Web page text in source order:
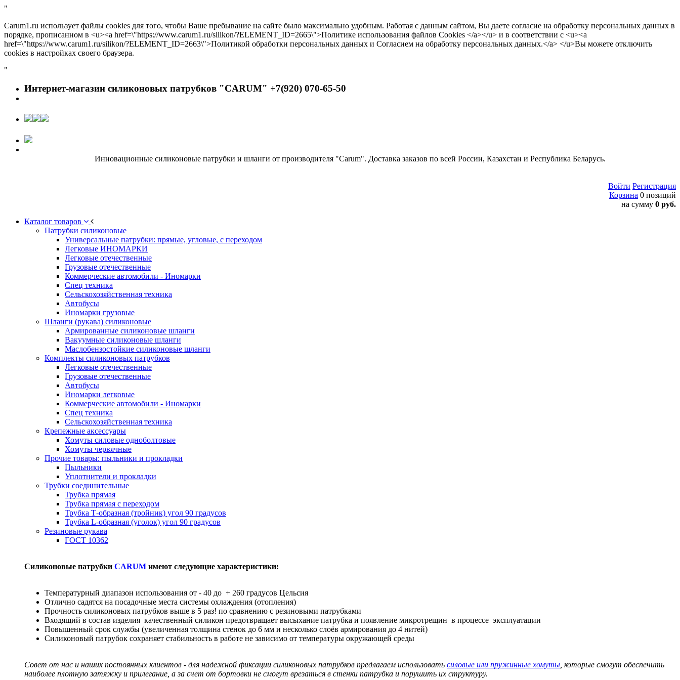
"
Carum1.ru использует файлы cookies для того, чтобы Ваше пребывание на сайте было максимально удобным. Работая с данным сайтом, Вы даете согласие на обработку персональных данных в
порядке, прописанном в <u><a href=\"https://www.carum1.ru/silikon/?ELEMENT_ID=2665\">Политике использования файлов Cookies </a></u> и в соответствии с <u><a
href=\"https://www.carum1.ru/silikon/?ELEMENT_ID=2663\">Политикой обработки персональных данных и Согласием на обработку персональных данных.</a> </u>Вы можете отключить
cookies в настройках своего браузера.
"
Интернет-магазин силиконовых патрубков "CARUM" +7(920) 070-65-50
Инновационные силиконовые патрубки и шланги от производителя "Carum". Доставка заказов по всей России, Казахстан и Республика Беларусь.
Войти Регистрация
Корзина 0 позиций
на сумму 0 руб.
Каталог товаров
Патрубки силиконовые
Универсальные патрубки: прямые, угловые, с переходом
Легковые ИНОМАРКИ
Легковые отечественные
Грузовые отечественные
Коммерческие автомобили - Иномарки
Спец техника
Сельскохозяйственная техника
Автобусы
Иномарки грузовые
Шланги (рукава) силиконовые
Армированные силиконовые шланги
Вакуумные силиконовые шланги
Маслобензостойкие силиконовые шланги
Комплекты силиконовых патрубков
Легковые отечественные
Грузовые отечественные
Автобусы
Иномарки легковые
Коммерческие автомобили - Иномарки
Спец техника
Сельскохозяйственная техника
Крепежные аксессуары
Хомуты силовые одноболтовые
Хомуты червячные
Прочие товары: пыльники и прокладки
Пыльники
Уплотнители и прокладки
Трубки соединительные
Трубка прямая
Трубка прямая с переходом
Трубка Т-образная (тройник) угол 90 градусов
Трубка L-образная (уголок) угол 90 градусов
Резиновые рукава
ГОСТ 10362
Силиконовые патрубки CARUM имеют следующие характеристики:
Температурный диапазон использования от - 40 до + 260 градусов Цельсия
Отлично садятся на посадочные места системы охлаждения (отопления)
Прочность силиконовых патрубков выше в 5 раз! по сравнению с резиновыми патрубками
Входящий в состав изделия качественный силикон предотвращает высыхание патрубка и появление микротрещин в процессе эксплуатации
Повышенный срок службы (увеличенная толщина стенок до 6 мм и несколько слоёв армирования до 4 нитей)
Силиконовый патрубок сохраняет стабильность в работе не зависимо от температуры окружающей среды
Совет от нас и наших постоянных клиентов - для надежной фиксации силиконовых патрубков предлагаем использовать силовые или пружинные хомуты , которые смогут обеспечить
наиболее плотную затяжку и прилегание, а за счет от бортовки не смогут врезаться в стенки патрубка и порушить их структуру.